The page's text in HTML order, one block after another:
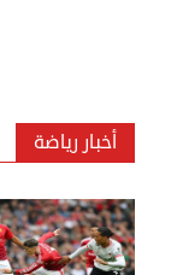
أخبار رياضة